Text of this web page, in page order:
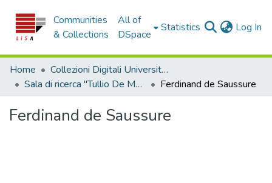
Communities
& Collections
All of
DSpace
Statistics Log In
Home
Collezioni Digitali Università della Calabria
Sala di ricerca "Tullio De Mauro"
Ferdinand de Saussure
Ferdinand de Saussure